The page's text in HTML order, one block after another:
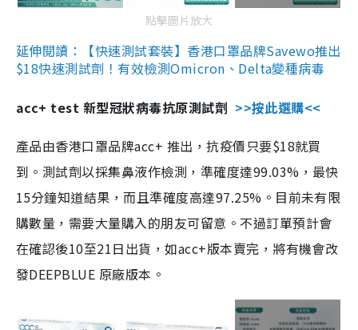
點擊圖片放大
延伸閱讀：【快速測試套裝】香港口罩品牌Savewo推出
$18快速測試劑！有效檢測Omicron、Delta變種病毒
acc+ test 新型冠狀病毒抗原測試劑 >>按此選購<<
產品由香港口罩品牌acc+ 推出，抗疫價只要$18就買
到。測試劑以採集鼻液作檢測，準確度達99.03%，最快
15分鐘知道結果，而且準確度高達97.25%。目前未有限
購數量，需要大量購入的朋友可留意。不過訂單預計會
在確認後10至21日出貨，如acc+版本賣完，將有機會改
發DEEPBLUE 原廠版本。